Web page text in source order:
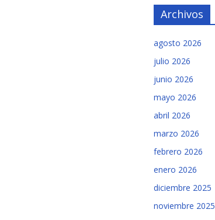
Archivos
agosto 2026
julio 2026
junio 2026
mayo 2026
abril 2026
marzo 2026
febrero 2026
enero 2026
diciembre 2025
noviembre 2025